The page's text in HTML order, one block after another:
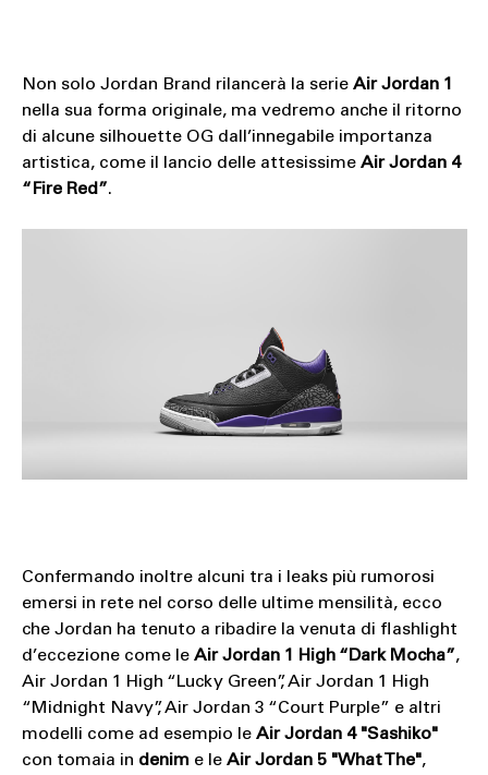
Non solo Jordan Brand rilancerà la serie Air Jordan 1
nella sua forma originale, ma vedremo anche il ritorno
di alcune silhouette OG dall’innegabile importanza
artistica, come il lancio delle attesissime Air Jordan 4
“Fire Red”.
Confermando inoltre alcuni tra i leaks più rumorosi
emersi in rete nel corso delle ultime mensilità, ecco
che Jordan ha tenuto a ribadire la venuta di flashlight
d’eccezione come le Air Jordan 1 High “Dark Mocha”,
Air Jordan 1 High “Lucky Green”, Air Jordan 1 High
“Midnight Navy”, Air Jordan 3 “Court Purple” e altri
modelli come ad esempio le Air Jordan 4 "Sashiko"
con tomaia in denim e le Air Jordan 5 "What The",